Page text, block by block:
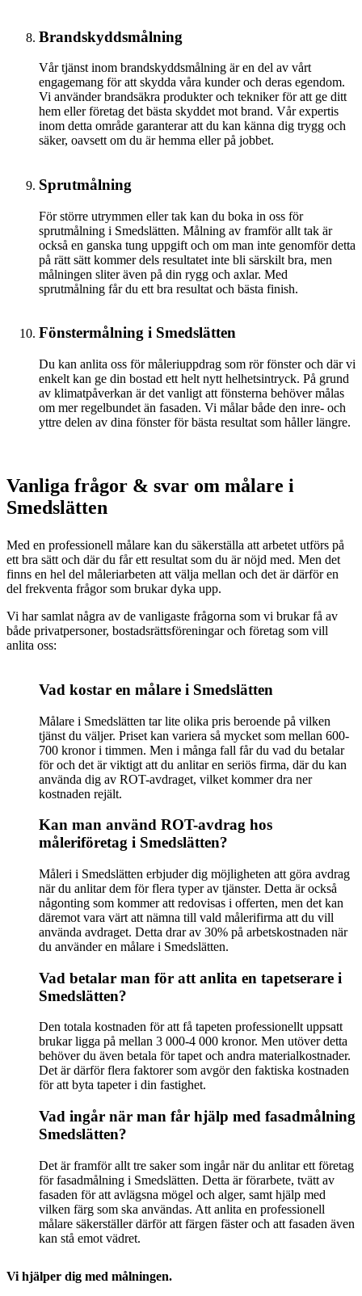
Brandskyddsmålning
Vår tjänst inom brandskyddsmålning är en del av vårt
engagemang för att skydda våra kunder och deras egendom.
Vi använder brandsäkra produkter och tekniker för att ge ditt
hem eller företag det bästa skyddet mot brand. Vår expertis
inom detta område garanterar att du kan känna dig trygg och
säker, oavsett om du är hemma eller på jobbet.
Sprutmålning
För större utrymmen eller tak kan du boka in oss för
sprutmålning i Smedslätten. Målning av framför allt tak är
också en ganska tung uppgift och om man inte genomför detta
på rätt sätt kommer dels resultatet inte bli särskilt bra, men
målningen sliter även på din rygg och axlar. Med
sprutmålning får du ett bra resultat och bästa finish.
Fönstermålning i Smedslätten
Du kan anlita oss för måleriuppdrag som rör fönster och där vi
enkelt kan ge din bostad ett helt nytt helhetsintryck. På grund
av klimatpåverkan är det vanligt att fönsterna behöver målas
om mer regelbundet än fasaden. Vi målar både den inre- och
yttre delen av dina fönster för bästa resultat som håller längre.
Vanliga frågor & svar om målare i
Smedslätten
Med en professionell målare kan du säkerställa att arbetet utförs på
ett bra sätt och där du får ett resultat som du är nöjd med. Men det
finns en hel del måleriarbeten att välja mellan och det är därför en
del frekventa frågor som brukar dyka upp.
Vi har samlat några av de vanligaste frågorna som vi brukar få av
både privatpersoner, bostadsrättsföreningar och företag som vill
anlita oss:
Vad kostar en målare i Smedslätten
Målare i Smedslätten tar lite olika pris beroende på vilken
tjänst du väljer. Priset kan variera så mycket som mellan 600-
700 kronor i timmen. Men i många fall får du vad du betalar
för och det är viktigt att du anlitar en seriös firma, där du kan
använda dig av ROT-avdraget, vilket kommer dra ner
kostnaden rejält.
Kan man använd ROT-avdrag hos
måleriföretag i Smedslätten?
Måleri i Smedslätten erbjuder dig möjligheten att göra avdrag
när du anlitar dem för flera typer av tjänster. Detta är också
någonting som kommer att redovisas i offerten, men det kan
däremot vara värt att nämna till vald målerifirma att du vill
använda avdraget. Detta drar av 30% på arbetskostnaden när
du använder en målare i Smedslätten.
Vad betalar man för att anlita en tapetserare i
Smedslätten?
Den totala kostnaden för att få tapeten professionellt uppsatt
brukar ligga på mellan 3 000-4 000 kronor. Men utöver detta
behöver du även betala för tapet och andra materialkostnader.
Det är därför flera faktorer som avgör den faktiska kostnaden
för att byta tapeter i din fastighet.
Vad ingår när man får hjälp med fasadmålning
Smedslätten?
Det är framför allt tre saker som ingår när du anlitar ett företag
för fasadmålning i Smedslätten. Detta är förarbete, tvätt av
fasaden för att avlägsna mögel och alger, samt hjälp med
vilken färg som ska användas. Att anlita en professionell
målare säkerställer därför att färgen fäster och att fasaden även
kan stå emot vädret.
Vi hjälper dig med målningen.